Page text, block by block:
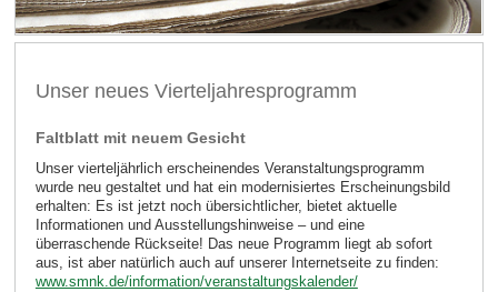
Unser neues Vierteljahresprogramm
Faltblatt mit neuem Gesicht
Unser vierteljährlich erscheinendes Veranstaltungsprogramm
wurde neu gestaltet und hat ein modernisiertes Erscheinungsbild
erhalten: Es ist jetzt noch übersichtlicher, bietet aktuelle
Informationen und Ausstellungshinweise – und eine
überraschende Rückseite! Das neue Programm liegt ab sofort
aus, ist aber natürlich auch auf unserer Internetseite zu finden:
www.smnk.de/information/veranstaltungskalender/